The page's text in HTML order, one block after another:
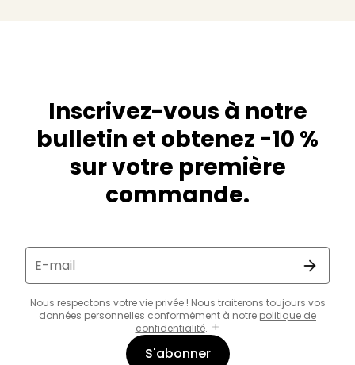
Inscrivez-vous à notre
bulletin et obtenez -10 %
sur votre première
commande.
E-mail
Nous respectons votre vie privée ! Nous traiterons toujours vos
données personnelles conformément à notre politique de
confidentialité.
S'abonner